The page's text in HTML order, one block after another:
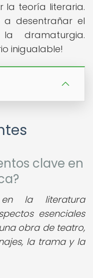
la teoría literaria.
a desentrañar el
dramaturgia.
inigualable!
clave en
la literatura
esenciales
obra de teatro,
la trama y la